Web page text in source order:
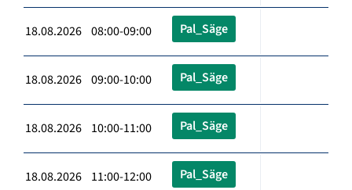
18.08.2026 08:00-09:00 Pal_Säge
18.08.2026 09:00-10:00 Pal_Säge
18.08.2026 10:00-11:00 Pal_Säge
18.08.2026 11:00-12:00 Pal_Säge